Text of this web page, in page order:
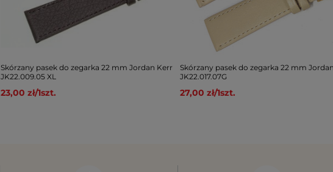
Skórzany pasek do zegarka 22 mm Jordan Kerr
JK22.009.05 XL
23,00 zł/1szt.
Skórzany pasek do zegarka 22 mm
JK22.017.07G
27,00 zł/1szt.